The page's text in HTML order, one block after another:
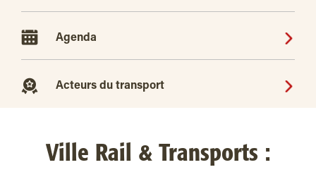
Agenda
Acteurs du transport
Ville Rail & Transports :